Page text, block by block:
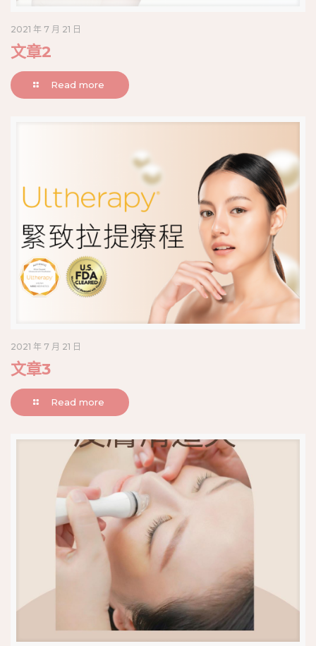
2021 年 7 月 21 日
文章2
Read more
2021 年 7 月 21 日
文章3
Read more